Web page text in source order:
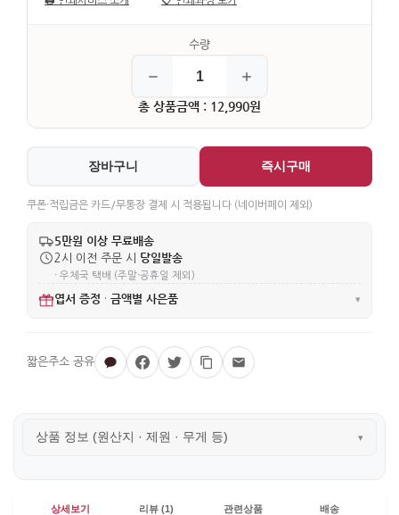
총 상품금액 : 12,990원
장바구니 즉시구매
쿠폰·적립금은 카드/무통장 결제 시 적용됩니다 (네이버페이 제외)
5만원 이상 무료배송
2시 이전 주문 시 당일발송
· 우체국 택배 (주말·공휴일 제외)
엽서 증정 · 금액별 사은품 ▾
상품 정보 (원산지 · 제원 · 무게 등) ▾
상세보기 리뷰 (1) 관련상품 배송